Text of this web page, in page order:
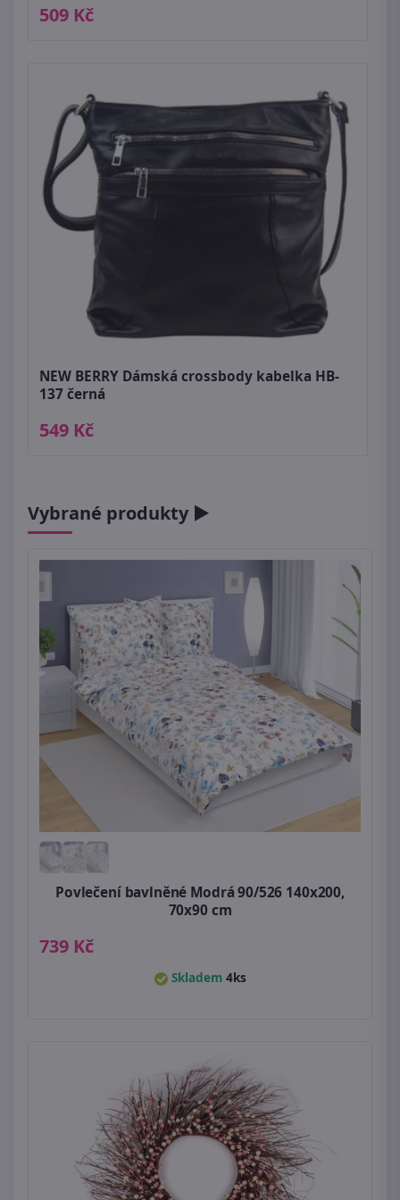
509 Kč
NEW BERRY Dámská crossbody kabelka HB-
137 černá
549 Kč
Vybrané produkty ►
Povlečení bavlněné Modrá 90/526 140x200,
70x90 cm
739 Kč
Skladem 4ks